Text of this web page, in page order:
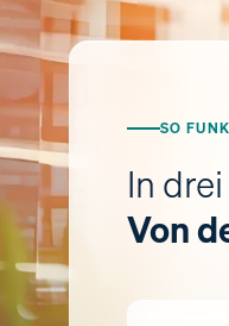
SO
In
Von